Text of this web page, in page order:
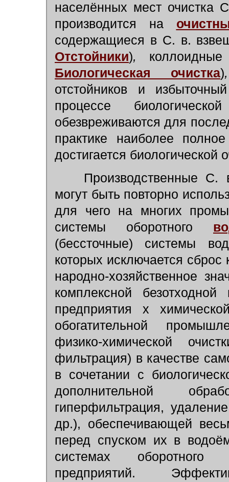
населённых мест очистка
производится на
содержащиеся в С. в.
Отстойники),
Биологическая очистка)
отстойников и
процессе
обезвреживаются для
практике наиболее
достигается биологической
Производственные С.
могут быть повторно
для чего на многих
системы оборотного
(бессточные) системы
которых исключается
народно-хозяйственное
комплексной
предприятия х
обогатительной
физико-химической
фильтрация) в качестве
в сочетании с
дополнительной
гиперфильтрация,
др.), обеспечивающей
перед спуском их в
системах оборотного
предприятий.